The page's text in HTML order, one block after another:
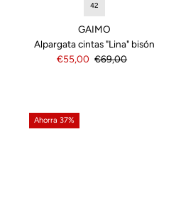
42
GAIMO
Alpargata cintas "Lina" bisón
Precio
€55,00 Precio
€69,00
Ahorra 37%